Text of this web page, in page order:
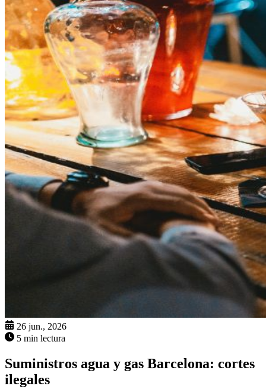
26 jun., 2026
5 min lectura
Suministros agua y gas Barcelona: cortes
ilegales